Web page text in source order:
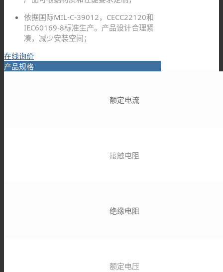
依据国际MIL-C-39012，CECC22120和
IEC60169-8标准生产。产品设计合理紧
凑，减少安装空间；
在线询价
产品规格
额定电流
接触电阻
绝缘电阻
额定电压